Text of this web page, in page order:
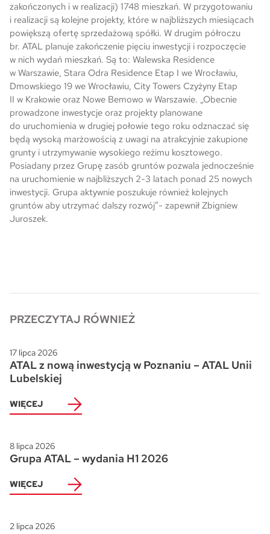
zakończonych i w realizacji) 1748 mieszkań. W przygotowaniu
i realizacji są kolejne projekty, które w najbliższych miesiącach
powiększą ofertę sprzedażową spółki. W drugim półroczu
br. ATAL planuje zakończenie pięciu inwestycji i rozpoczęcie
w nich wydań mieszkań. Są to: Walewska Residence
w Warszawie, Stara Odra Residence Etap I we Wrocławiu,
Dmowskiego 19 we Wrocławiu, City Towers Czyżyny Etap
II w Krakowie oraz Nowe Bemowo w Warszawie. „Obecnie
prowadzone inwestycje oraz projekty planowane
do uruchomienia w drugiej połowie tego roku odznaczać się
będą wysoką marżowością z uwagi na atrakcyjnie zakupione
grunty i utrzymywanie wysokiego reżimu kosztowego.
Posiadany przez Grupę zasób gruntów pozwala jednocześnie
na uruchomienie w najbliższych 2-3 latach ponad 25 nowych
inwestycji. Grupa aktywnie poszukuje również kolejnych
gruntów aby utrzymać dalszy rozwój”- zapewnił Zbigniew
Juroszek.
PRZECZYTAJ RÓWNIEŻ
17 lipca 2026
ATAL z nową inwestycją w Poznaniu – ATAL Unii
Lubelskiej
WIĘCEJ
8 lipca 2026
Grupa ATAL – wydania H1 2026
WIĘCEJ
2 lipca 2026